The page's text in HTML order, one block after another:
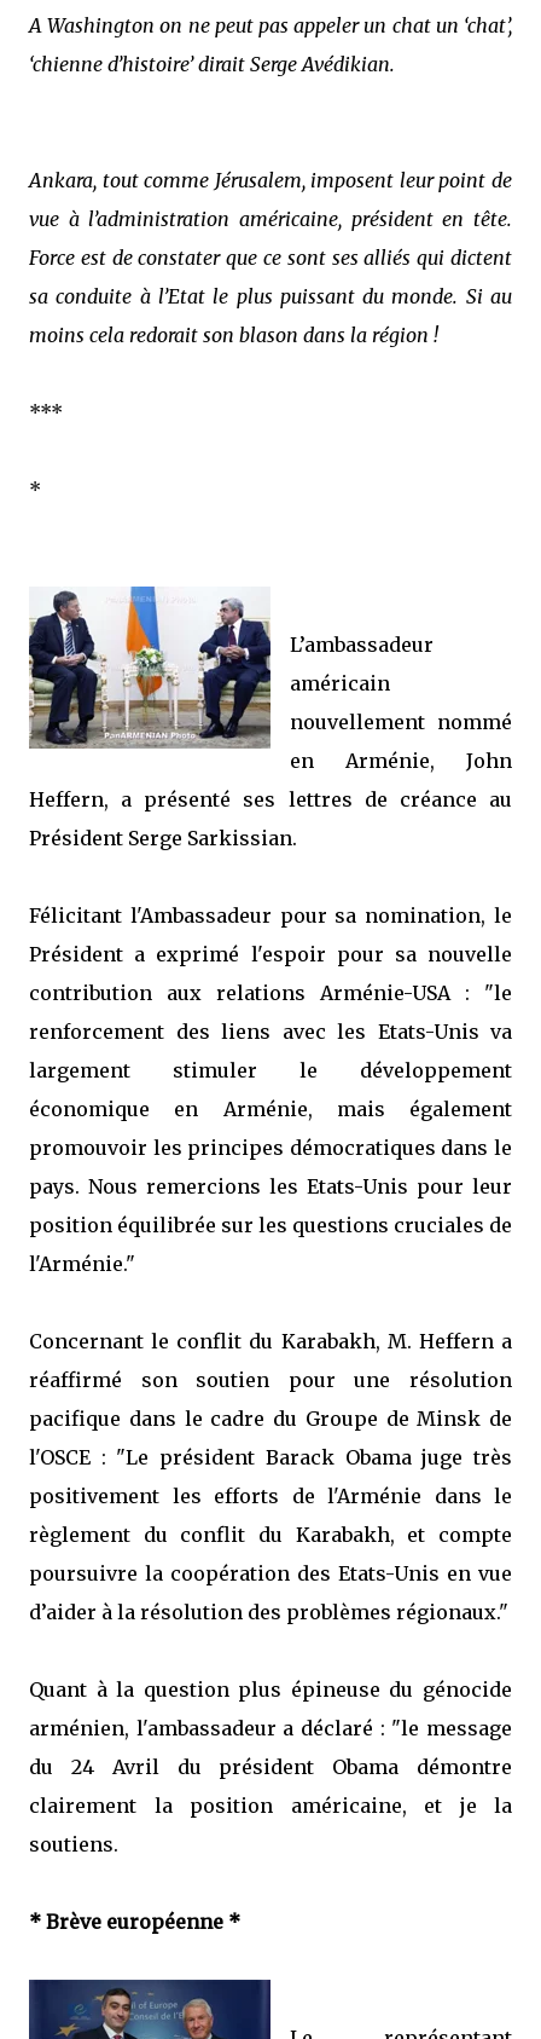
A Washington on ne peut pas appeler un chat un ‘chat’,
‘chienne d’histoire’ dirait Serge Avédikian.
Ankara, tout comme Jérusalem, imposent leur point de
vue à l’administration américaine, président en tête.
Force est de constater que ce sont ses alliés qui dictent
sa conduite à l’Etat le plus puissant du monde. Si au
moins cela redorait son blason dans la région !
***
*
L’ambassadeur
américain
nouvellement nommé
en Arménie, John
Heffern, a présenté ses lettres de créance au
Président Serge Sarkissian.
Félicitant l'Ambassadeur pour sa nomination, le
Président a exprimé l'espoir pour sa nouvelle
contribution aux relations Arménie-USA : "le
renforcement des liens avec les Etats-Unis va
largement stimuler le développement
économique en Arménie, mais également
promouvoir les principes démocratiques dans le
pays. Nous remercions les Etats-Unis pour leur
position équilibrée sur les questions cruciales de
l'Arménie."
Concernant le conflit du Karabakh, M. Heffern a
réaffirmé son soutien pour une résolution
pacifique dans le cadre du Groupe de Minsk de
l'OSCE : "Le président Barack Obama juge très
positivement les efforts de l'Arménie dans le
règlement du conflit du Karabakh, et compte
poursuivre la coopération des Etats-Unis en vue
d’aider à la résolution des problèmes régionaux."
Quant à la question plus épineuse du génocide
arménien, l'ambassadeur a déclaré : "le message
du 24 Avril du président Obama démontre
clairement la position américaine, et je la
soutiens.
* Brève européenne *